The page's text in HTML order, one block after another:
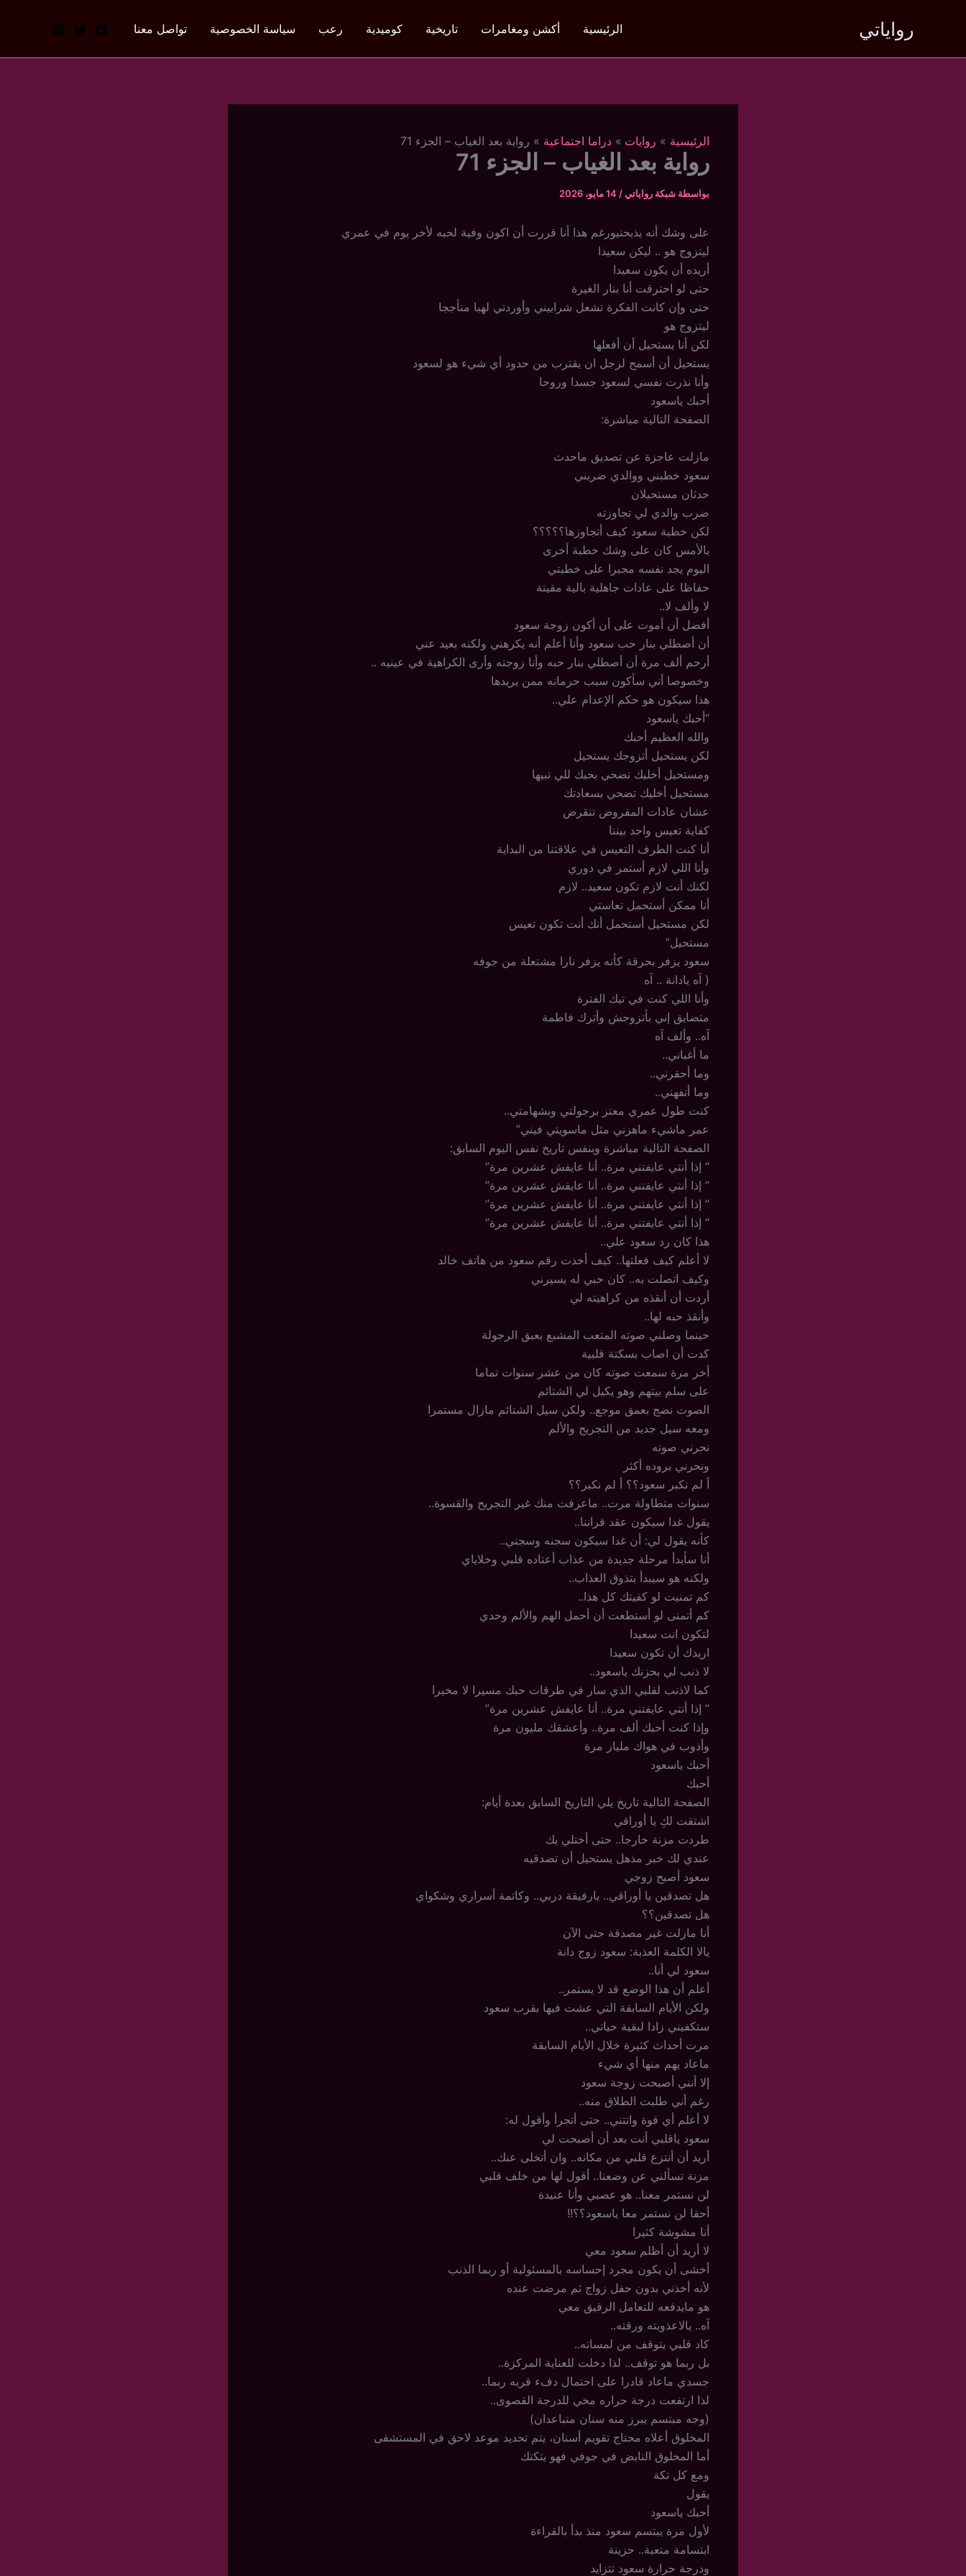
رواياتي الرئيسية أكشن ومغامرات تاريخية كوميدية رعب سياسة الخصوصية تواصل معنا
الرئيسية روايات دراما اجتماعية رواية بعد الغياب – الجزء 71
رواية بعد الغياب – الجزء 71
بواسطة شبكة رواياتي/ 14 مايو، 2026
على وشك أنه يذبحنيورغم هذا أنا قررت أن اكون وفية لحبه لأخر يوم في عمري
ليتزوج هو .. ليكن سعيدا
أريده أن يكون سعيدا
حتى لو احترقت أنا بنار الغيرة
حتى وإن كانت الفكرة تشعل شراييني وأوردتي لهبا متأججا
ليتزوج هو
لكن أنا يستحيل أن أفعلها
يستحيل أن أسمح لرجل ان يقترب من حدود أي شيء هو لسعود
وأنا نذرت نفسي لسعود جسدا وروحا
أحبك ياسعود
الصفحة التالية مباشرة:
مازلت عاجزة عن تصديق ماحدث
سعود خطبني ووالدي ضربني
حدثان مستحيلان
ضرب والدي لي تجاوزته
لكن خطبة سعود كيف أتجاوزها؟؟؟؟؟
بالأمس كان على وشك خطبة أخرى
اليوم يجد نفسه مجبرا على خطبتي
حفاظا على عادات جاهلية بالية مقيتة
لا وألف لا..
أفضل أن أموت على أن أكون زوجة سعود
أن أصطلي بنار حب سعود وأنا أعلم أنه يكرهني ولكنه بعيد عني
أرحم ألف مرة أن أصطلي بنار حبه وأنا زوجته وأرى الكراهية في عينيه ..
وخصوصا أني سأكون سبب حرمانه ممن يريدها
هذا سيكون هو حكم الإعدام علي..
“أحبك ياسعود
والله العظيم أحبك
لكن يستحيل أتزوجك يستحيل
ومستحيل أخليك تضحي بحبك للي تبيها
مستحيل أخليك تضحي بسعادتك
عشان عادات المفروض تنقرض
كفاية تعيس واحد بيننا
أنا كنت الطرف التعيس في علاقتنا من البداية
وأنا اللي لازم أستمر في دوري
لكنك أنت لازم تكون سعيد.. لازم
أنا ممكن أستحمل تعاستي
لكن مستحيل أستحمل أنك أنت تكون تعيس
مستحيل”
سعود يزفر بحرقة كأنه يزفر نارا مشتعلة من جوفه
( آه يادانة .. آه
وأنا اللي كنت في تيك الفترة
متضايق إني بأتزوجش وأترك فاطمة
آه.. وألف آه
ما أغباني..
وما أحقرني..
وما أتفهني..
كنت طول عمري معتز برجولتي وبشهامتي..
عمر ماشيء ماهزني مثل ماسويتي فيني”
الصفحة التالية مباشرة وبنفس تاريخ نفس اليوم السابق:
” إذا أنتي عايفتني مرة.. أنا عايفش عشرين مرة”
” إذا أنتي عايفتني مرة.. أنا عايفش عشرين مرة”
” إذا أنتي عايفتني مرة.. أنا عايفش عشرين مرة”
” إذا أنتي عايفتني مرة.. أنا عايفش عشرين مرة”
هذا كان رد سعود علي..
لا أعلم كيف فعلتها.. كيف أخذت رقم سعود من هاتف خالد
وكيف اتصلت به.. كان حبي له يسيرني
أردت أن أنقذه من كراهيته لي
وأنقذ حبه لها..
حينما وصلني صوته المتعب المشبع بعبق الرجولة
كدت أن اصاب بسكتة قلبية
أخر مرة سمعت صوته كان من عشر سنوات تماما
على سلم بيتهم وهو يكيل لي الشتائم
الصوت نضج بعمق موجع.. ولكن سيل الشتائم مازال مستمرا
ومعه سيل جديد من التجريح والألم
نحرني صوته
ونحرني بروده أكثر
أ لم نكبر سعود؟؟ أ لم نكبر؟؟
سنوات متطاولة مرت.. ماعرفت منك غير التجريح والقسوة..
يقول غدا سيكون عقد قراننا..
كأنه يقول لي: أن غدا سيكون سجنه وسجني..
أنا سأبدأ مرحلة جديدة من عذاب أعتاده قلبي وخلاياي
ولكنه هو سيبدأ بتذوق العذاب..
كم تمنيت لو كفيتك كل هذا..
كم أتمنى لو أستطعت أن أحمل الهم والألم وحدي
لتكون انت سعيدا
اريدك أن تكون سعيدا
لا ذنب لي بحزنك ياسعود..
كما لاذنب لقلبي الذي سار في طرقات حبك مسيرا لا مخيرا
” إذا أنتي عايفتني مرة.. أنا عايفش عشرين مرة”
وإذا كنت أحبك ألف مرة.. وأعشقك مليون مرة
وأذوب في هواك مليار مرة
أحبك ياسعود
أحبك
الصفحة التالية تاريخ يلي التاريخ السابق بعدة أيام:
اشتقت لكِ يا أوراقي
طردت مزنة خارجا.. حتى أختلي بك
عندي لك خبر مذهل يستحيل أن تصدقيه
سعود أصبح زوجي
هل تصدقين يا أوراقي.. يارفيقة دربي.. وكاتمة أسراري وشكواي
هل تصدقين؟؟
أنا مازلت غير مصدقة حتى الآن
يالا الكلمة العذبة: سعود زوج دانة
سعود لي أنا..
أعلم أن هذا الوضع قد لا يستمر..
ولكن الأيام السابقة التي عشت فيها بقرب سعود
ستكفيني زادا لبقية حياتي..
مرت أحداث كثيرة خلال الأيام السابقة
ماعاد يهم منها أي شيء
إلا أنني أصبحت زوجة سعود
رغم أني طلبت الطلاق منه..
لا أعلم أي قوة واتتني.. حتى أتجرأ وأقول له:
سعود ياقلبي أنت بعد أن أصبحت لي
أريد أن أنتزع قلبي من مكانه.. وان أتخلى عنك..
مزنة تسألني عن وضعنا.. أقول لها من خلف قلبي
لن نستمر معنا.. هو عصبي وأنا عنيدة
أحقا لن نستمر معا ياسعود؟؟!!
أنا مشوشة كثيرا
لا أريد أن أظلم سعود معي
أخشى أن يكون مجرد إحساسه بالمسئولية أو ربما الذنب
لأنه أخذني بدون حفل زواج ثم مرضت عنده
هو مايدفعه للتعامل الرقيق معي
آه.. يالاعذوبته ورقته..
كاد قلبي يتوقف من لمساته..
بل ربما هو توقف.. لذا دخلت للعناية المركزة..
جسدي ماعاد قادرا على احتمال دفء قربه ربما..
لذا ارتفعت درجة حراره مخي للدرجة القصوى..
(وجه مبتسم يبرز منه سنان متباعدان)
المخلوق أعلاه محتاج تقويم أسنان، يتم تحديد موعد لاحق في المستشفى
أما المخلوق النابض في جوفي فهو يتكتك
ومع كل تكة
يقول
أحبك ياسعود
لأول مرة يبتسم سعود منذ بدأ بالقراءة
ابتسامة متعبة.. حزينة
ودرجة حرارة سعود تتزايد